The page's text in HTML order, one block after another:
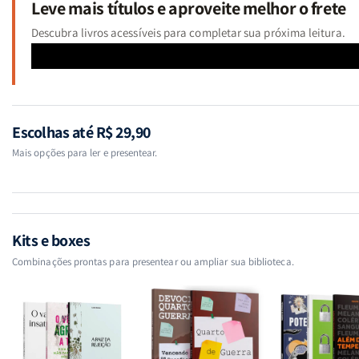
Leve mais títulos e aproveite melhor o frete
Descubra livros acessíveis para completar sua próxima leitura.
Escolhas até R$ 29,90
Mais opções para ler e presentear.
Kits e boxes
Combinações prontas para presentear ou ampliar sua biblioteca.